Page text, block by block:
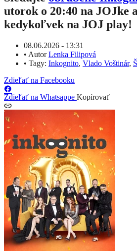
utorok o 20:40 na JOJke
kedykoľvek na JOJ play!
08.06.2026 - 13:31
• AutorLenka Filipová
• Tagy: Inkognito, Vlado Voštinár,
Zdieľať na Facebooku
Zdieľať na Whatsappe Kopírovať